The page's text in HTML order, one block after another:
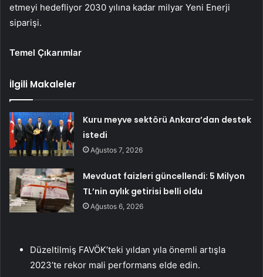
etmeyi hedefliyor 2030 yılına kadar milyar Yeni Enerji
siparişi.
Temel Çıkarımlar
İlgili Makaleler
Kuru meyve sektörü Ankara’dan destek
istedi
Ağustos 7, 2026
Mevduat faizleri güncellendi: 5 Milyon
TL’nin aylık getirisi belli oldu
Ağustos 6, 2026
Düzeltilmiş FAVÖK’teki yıldan yıla önemli artışla
2023’te rekor mali performans elde edin.